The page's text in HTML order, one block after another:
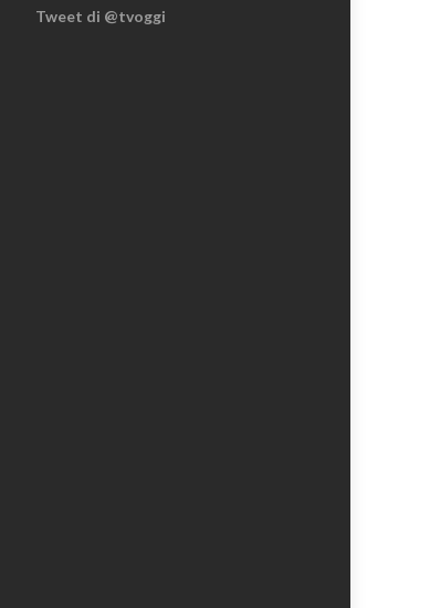
Tweet di @tvoggi